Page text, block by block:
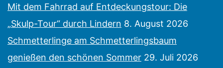
Mit dem Fahrrad auf Entdeckungstour: Die
„Skulp-Tour“ durch Lindern 8. August 2026
Schmetterlinge am Schmetterlingsbaum
genießen den schönen Sommer 29. Juli 2026